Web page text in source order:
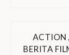
ACTION ,
BERITA